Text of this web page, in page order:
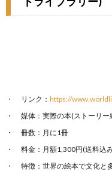
リンク： https://
媒体：実際の本(ストーリー
冊数：月に1冊
料金：月額1,300円(送料込
特徴：世界の絵本で文化と